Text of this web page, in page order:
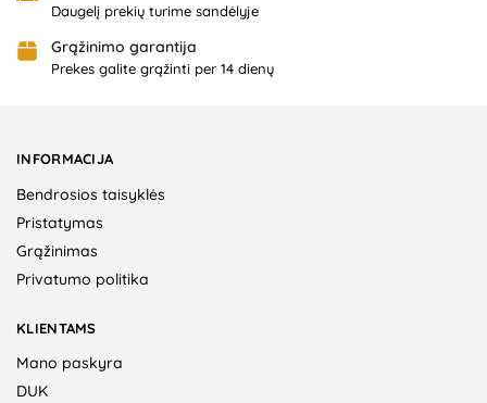
Daugelį prekių turime sandėlyje
Grąžinimo garantija
Prekes galite grąžinti per 14 dienų
INFORMACIJA
Bendrosios taisyklės
Pristatymas
Grąžinimas
Privatumo politika
KLIENTAMS
Mano paskyra
DUK